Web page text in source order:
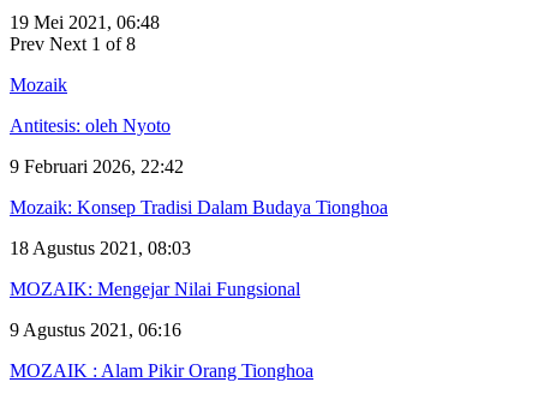
19 Mei 2021, 06:48
Prev Next 1 of 8
Mozaik
Antitesis: oleh Nyoto
9 Februari 2026, 22:42
Mozaik: Konsep Tradisi Dalam Budaya Tionghoa
18 Agustus 2021, 08:03
MOZAIK: Mengejar Nilai Fungsional
9 Agustus 2021, 06:16
MOZAIK : Alam Pikir Orang Tionghoa